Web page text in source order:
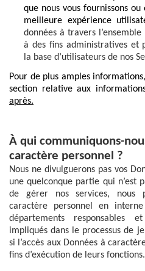
que nous vous fournissons
meilleure expérience
données à travers
à des fins administratives et
la base d’utilisateurs de nos
Pour de plus amples
section relative aux
après.
À qui communiquons-
caractère personnel ?
Nous ne divulguerons pas vos
une quelconque partie qui n’est
de gérer nos services, nous
caractère personnel en
départements responsables
impliqués dans le processus de
si l’accès aux Données à
fins d’exécution de leurs fonctions.